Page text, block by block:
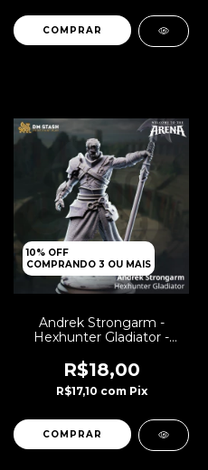
10% OFF
COMPRANDO 3 OU MAIS
Andrek Strongarm -
Hexhunter Gladiator -
R$18,00
R$17,10 com Pix